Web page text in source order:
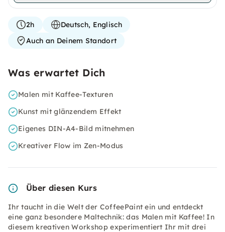
2h
Deutsch, Englisch
Auch an Deinem Standort
Was erwartet Dich
Malen mit Kaffee-Texturen
Kunst mit glänzendem Effekt
Eigenes DIN-A4-Bild mitnehmen
Kreativer Flow im Zen-Modus
Über diesen Kurs
Ihr taucht in die Welt der CoffeePaint ein und entdeckt
eine ganz besondere Maltechnik: das Malen mit Kaffee! In
diesem kreativen Workshop experimentiert Ihr mit drei